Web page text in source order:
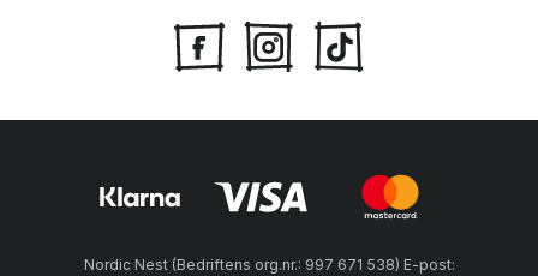
Nordic Nest (Bedriftens org.nr.: 997 671 538) E-post: